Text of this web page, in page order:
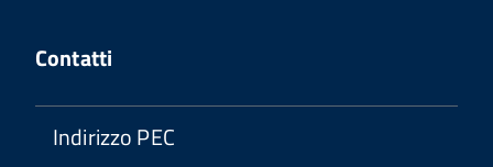
Contatti
Indirizzo PEC